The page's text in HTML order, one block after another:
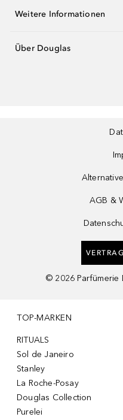
Weitere Informationen
Über Douglas
AGB &
© 2026 Parfümerie
TOP-MARKEN
RITUALS
Sol de Janeiro
Stanley
La Roche-Posay
Douglas Collection
Purelei